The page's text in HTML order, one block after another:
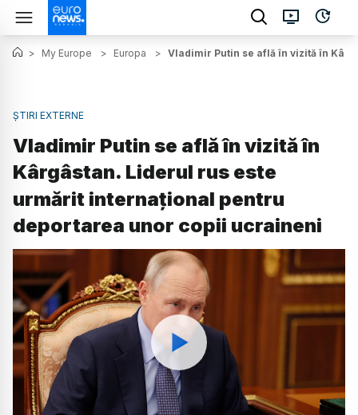
> My Europe > Europa > Vladimir Putin se află în vizită în
ȘTIRI EXTERNE
Vladimir Putin se află în vizită în
Kârgâstan. Liderul rus este
urmărit internațional pentru
deportarea unor copii ucraineni
Watch